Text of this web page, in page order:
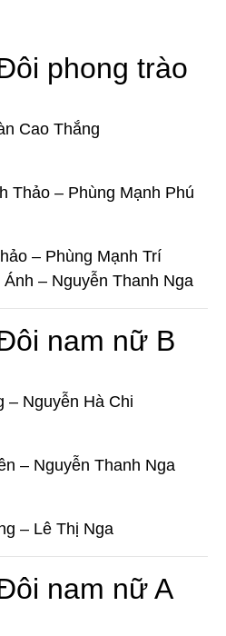
phong trào
Cao Thắng
Thảo – Phùng Mạnh Phú
– Phùng Mạnh Trí
– Nguyễn Thanh Nga
nam nữ B
– Nguyễn Hà Chi
– Nguyễn Thanh Nga
– Lê Thị Nga
nam nữ A